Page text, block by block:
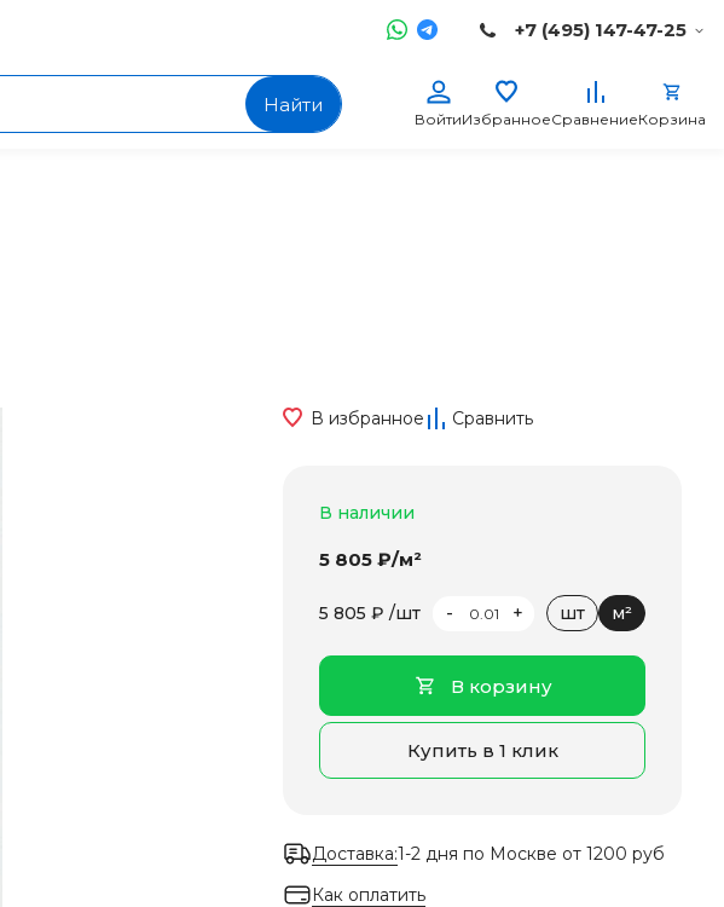
+7 (495) 147-47-25
Найти
ВойтиИзбранноеСравнениеКорзина
В избранное Сравнить
В наличии
5 805 ₽/м²
5 805 ₽ /шт - + шт м²
В корзину
Купить в 1 клик
Доставка:1-2 дня по Москве от 1200 руб
Как оплатить